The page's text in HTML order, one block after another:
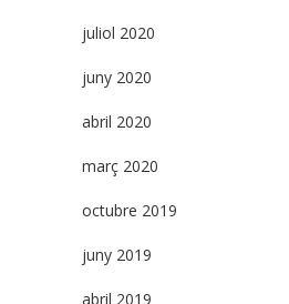
juliol 2020
juny 2020
abril 2020
març 2020
octubre 2019
juny 2019
abril 2019